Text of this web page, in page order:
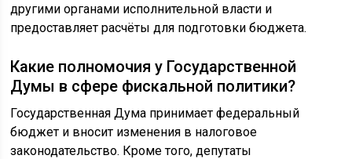
другими органами исполнительной власти и
предоставляет расчёты для подготовки бюджета.
Какие полномочия у Государственной
Думы в сфере фискальной политики?
Государственная Дума принимает федеральный
бюджет и вносит изменения в налоговое
законодательство. Кроме того, депутаты